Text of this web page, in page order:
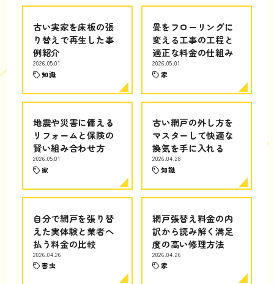
古い実家を床板の張
り替えで再生した事
例紹介
2026.05.01
知識
畳をフローリングに
変える工事の工程と
適正な料金の仕組み
2026.05.01
家
地震や災害に備える
リフォームと保険の
賢い組み合わせ方
2026.05.01
家
古い網戸の外し方を
マスターして快適な
換気を手に入れる
2026.04.28
知識
自分で網戸を張り替
えた実体験と業者へ
払う料金の比較
2026.04.26
害虫
網戸張替え料金の内
訳から読み解く満足
度の高い修理方法
2026.04.26
家